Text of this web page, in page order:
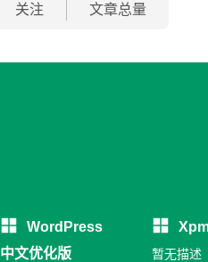
关注 文章总量
WordPress
中文优化版
暂无描述